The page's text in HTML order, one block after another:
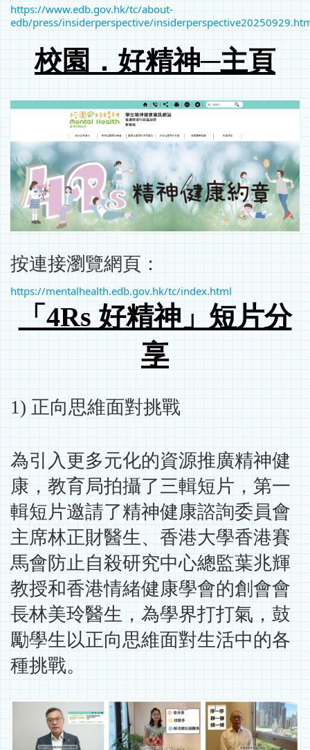
https://www.edb.gov.hk/tc/about-
edb/press/insiderperspective/
校園．好精神─主頁
按連接瀏覽網頁：
https://mentalhealth.edb.gov.hk/tc/index.html
「4Rs 好精神」短片分
享
1) 正向思維面對挑戰
為引入更多元化的資源推廣精神健
康，教育局拍攝了三輯短片，第一
輯短片邀請了精神健康諮詢委員會
主席林正財醫生、香港大學香港賽
馬會防止自殺研究中心總監葉兆輝
教授和香港情緒健康學會的創會會
長林美玲醫生，為學界打打氣，鼓
勵學生以正向思維面對生活中的各
種挑戰。